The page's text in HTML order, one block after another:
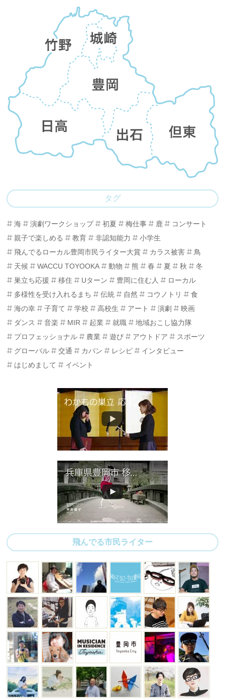
タグ
海 演劇ワークショップ 初夏 梅仕事 鹿
コンサート
親子で楽しめる
教育 非認知能力
小学生
飛んでるローカル豊岡市民ライター大賞
カラス被害
鳥
天候
WACCU TOYOOKA 動物 熊 春 夏 秋
冬
巣立ち応援
移住 Uターン 豊岡に住む人
ローカル
多様性を受け入れるまち
伝統 自然 コウノトリ
食
海の幸
子育て 学校 高校生 アート 演劇
映画
ダンス
音楽 MIR 起業 就職
地域おこし協力隊
プロフェッショナル
農業 遊び アウトドア
スポーツ
グローバル
交通 カバン レシピ
インタビュー
はじめまして
イベント
飛んでる市民ライター